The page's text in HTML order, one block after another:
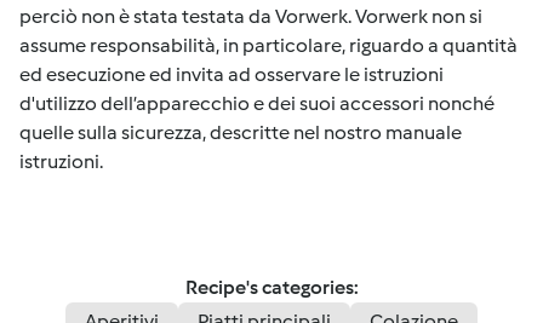
perciò non è stata testata da Vorwerk. Vorwerk non si
assume responsabilità, in particolare, riguardo a quantità
ed esecuzione ed invita ad osservare le istruzioni
d'utilizzo dell’apparecchio e dei suoi accessori nonché
quelle sulla sicurezza, descritte nel nostro manuale
istruzioni.
Recipe's categories: